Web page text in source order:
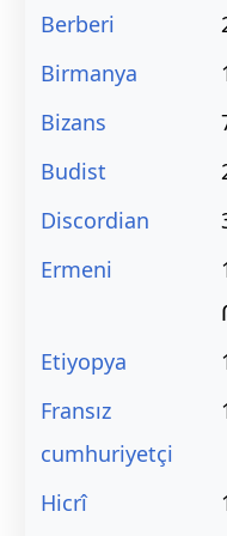
Berberi
Birmanya
Bizans
Budist
Discordian
Ermeni
Etiyopya
Fransız
cumhuriyetçi
Hicrî